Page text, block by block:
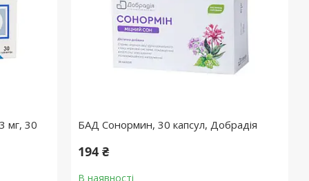
мг, 30
БАД Сонормин, 30 капсул, Добрадія
194 ₴
В наявності